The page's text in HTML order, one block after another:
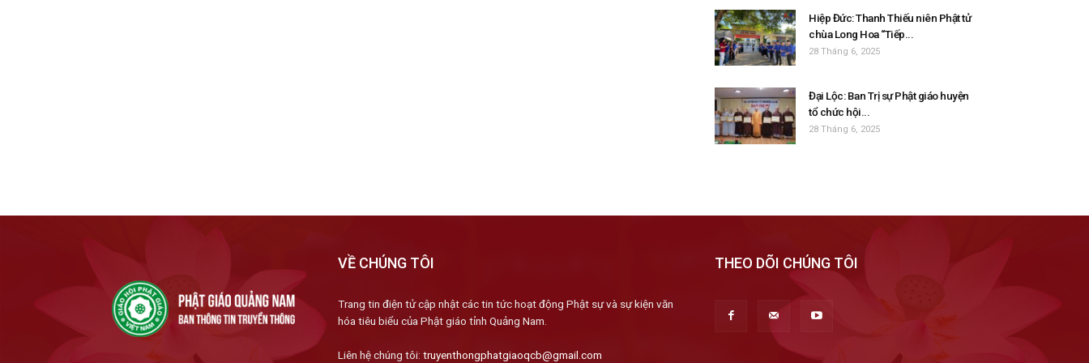
Hiệp Đức: Thanh Thiếu niên Phật tử
chùa Long Hoa “Tiếp...
28 Tháng 6, 2025
Đại Lộc: Ban Trị sự Phật giáo huyện
tổ chức hội...
28 Tháng 6, 2025
VỀ CHÚNG TÔI
Trang tin điện tử cập nhật các tin tức hoạt động Phật sự và sự kiện văn
hóa tiêu biểu của Phật giáo tỉnh Quảng Nam.
Liên hệ chúng tôi: truyenthongphatgiaoqcb@gmail.com
THEO DÕI CHÚNG TÔI